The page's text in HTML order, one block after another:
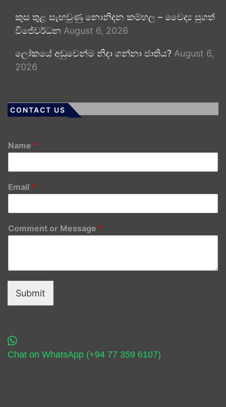
කුස තුළ සැඟවුණු නොනිදන කම්හල – වෛද්‍ය සුගත්
විජේවර්ධන August 6, 2026
ලෝකයේ අඩුවෙන්ම නිදා ගන්නා ජාතිය? August 6,
2026
CONTACT US
Name *
Email *
Comment or Message *
Submit
Chat on WhatsApp (+94 77 359 6107)